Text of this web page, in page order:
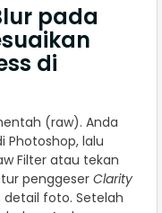
pada
di
(raw). Anda
Photoshop, lalu
Filter atau tekan
penggeser Clarity
foto. Setelah